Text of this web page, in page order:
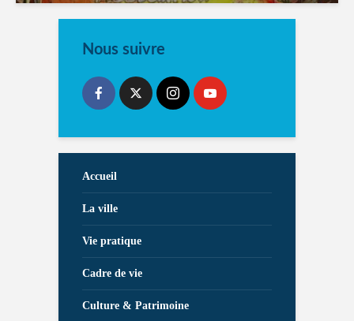
Nous suivre
Accueil
La ville
Vie pratique
Cadre de vie
Culture & Patrimoine